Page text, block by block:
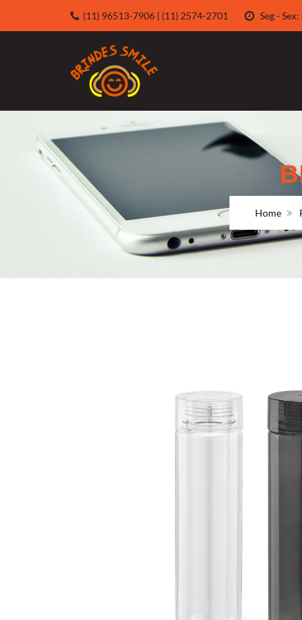
(11) 96513-7906 | (11) 2574-2701 Seg -
Home